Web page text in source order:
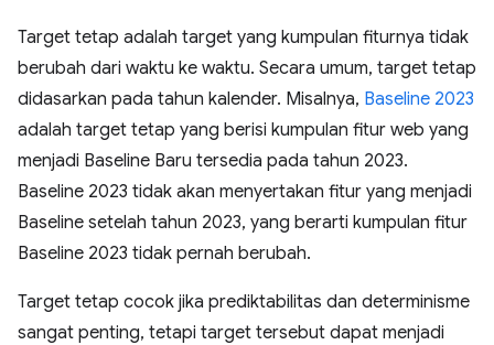
Target tetap adalah target yang kumpulan fiturnya tidak
berubah dari waktu ke waktu. Secara umum, target tetap
didasarkan pada tahun kalender. Misalnya, Baseline 2023
adalah target tetap yang berisi kumpulan fitur web yang
menjadi Baseline Baru tersedia pada tahun 2023.
Baseline 2023 tidak akan menyertakan fitur yang menjadi
Baseline setelah tahun 2023, yang berarti kumpulan fitur
Baseline 2023 tidak pernah berubah.
Target tetap cocok jika prediktabilitas dan determinisme
sangat penting, tetapi target tersebut dapat menjadi